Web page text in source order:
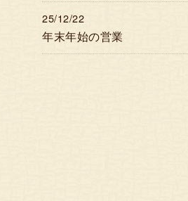
25/12/22
年末年始の営業